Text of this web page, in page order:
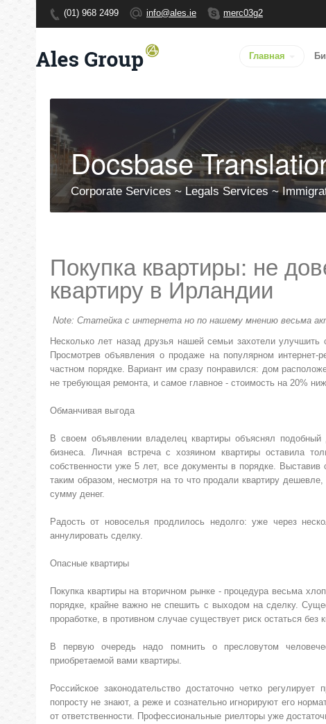
(01) 968 2499 info@ales.ie merc03g2
Главная
Docsbase
Corporate Services ~ Legals Services ~
Покупка квартиры: не
квартиру в Ирландии
Note: Статейка с интернета но по нашему мнению весьма
Несколько лет назад друзья нашей семьи захотели
Просмотрев объявления о продаже на популярном
частном порядке. Вариант им сразу понравился: дом
не требующая ремонта, и самое главное - стоимость на 20%
Обманчивая выгода
В своем объявлении владелец квартиры объяснял
бизнеса. Личная встреча с хозяином квартиры оставила
собственности уже 5 лет, все документы в порядке.
таким образом, несмотря на то что продали квартиру
сумму денег.
Радость от новоселья продлилось недолго: уже через
аннулировать сделку.
Опасные квартиры
Покупка квартиры на вторичном рынке - процедура весьма
порядке, крайне важно не спешить с выходом на сделку.
проработке, в противном случае существует риск остаться без
В первую очередь надо помнить о пресловутом
приобретаемой вами квартиры.
Российское законодательство достаточно четко
попросту не знают, а реже и сознательно игнорируют его
от ответственности. Профессиональные риелторы уже